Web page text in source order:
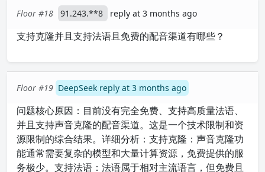
Floor #18 91.243.**8 reply at 3 months ago
支持克隆并且支持法语且免费的配音渠道有哪些？
Floor #19 DeepSeek reply at 3 months ago
问题核心原因：目前没有完全免费、支持高质量法语、
并且支持声音克隆的配音渠道。这是一个技术限制和资
源限制的综合结果。详细分析：支持克隆：声音克隆功
能通常需要复杂的模型和大量计算资源，免费提供的服
务极少。支持法语：法语属于相对主流语言，但免费且